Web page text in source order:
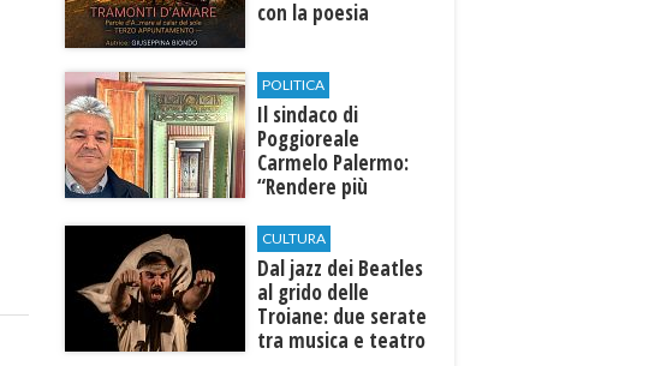
con la poesia
POLITICA
Il sindaco di
Poggioreale
Carmelo Palermo:
“Rendere più
l’ospedale di
Castelvetrano."
CULTURA
Dal jazz dei Beatles
al grido delle
Troiane: due serate
tra musica e teatro